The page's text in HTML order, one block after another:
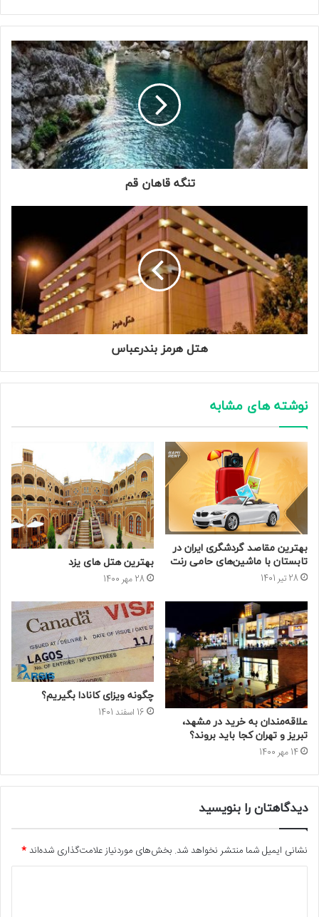
تنگه قاهان قم
هتل هرمز بندرعباس
نوشته های مشابه
بهترین مقاصد گردشگری ایران در
تابستان با ماشین‌های حامی رنت
28 تیر 1401
بهترین هتل های یزد
28 مهر 1400
علاقه‌مندان به خرید در مشهد،‌
تبریز و تهران کجا باید بروند؟
14 مهر 1400
چگونه ویزای کانادا بگیریم؟
16 اسفند 1401
دیدگاهتان را بنویسید
نشانی ایمیل شما منتشر نخواهد شد. بخش‌های موردنیاز علامت‌گذاری شده‌اند*